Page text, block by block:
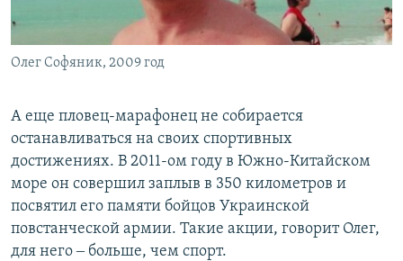
Олег Софяник, 2009 год
А еще пловец-марафонец не собирается
останавливаться на своих спортивных
достижениях. В 2011-ом году в Южно-Китайском
море он совершил заплыв в 350 километров и
посвятил его памяти бойцов Украинской
повстанческой армии. Такие акции, говорит Олег,
для него ‒ больше, чем спорт.